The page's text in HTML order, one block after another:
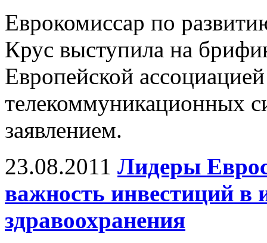
Еврокомиссар по
Крус выступила на
Европейской
телекоммуникационных
заявлением.
23.08.2011 Лидеры
важность инвестиций
здравоохранения